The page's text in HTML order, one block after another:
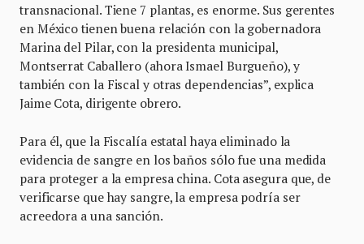
transnacional. Tiene 7 plantas, es enorme. Sus gerentes
en México tienen buena relación con la gobernadora
Marina del Pilar, con la presidenta municipal,
Montserrat Caballero (ahora Ismael Burgueño), y
también con la Fiscal y otras dependencias”, explica
Jaime Cota, dirigente obrero.
Para él, que la Fiscalía estatal haya eliminado la
evidencia de sangre en los baños sólo fue una medida
para proteger a la empresa china. Cota asegura que, de
verificarse que hay sangre, la empresa podría ser
acreedora a una sanción.